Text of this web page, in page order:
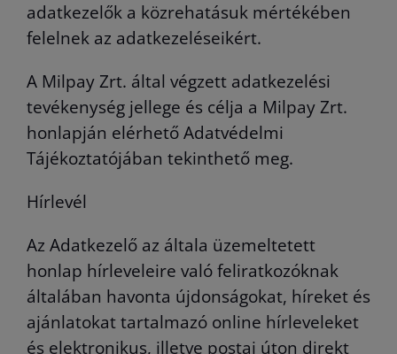
adatkezelők a közrehatásuk mértékében
felelnek az adatkezeléseikért.
A Milpay Zrt. által végzett adatkezelési
tevékenység jellege és célja a Milpay Zrt.
honlapján elérhető Adatvédelmi
Tájékoztatójában tekinthető meg.
Hírlevél
Az Adatkezelő az általa üzemeltetett
honlap hírleveleire való feliratkozóknak
általában havonta újdonságokat, híreket és
ajánlatokat tartalmazó online hírleveleket
és elektronikus, illetve postai úton direkt